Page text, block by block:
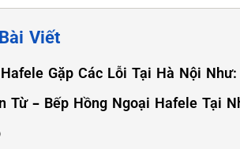
Viết
Gặp Các Lỗi Tại Hà Nội Như:
Từ – Bếp Hồng Ngoại Hafele Tại